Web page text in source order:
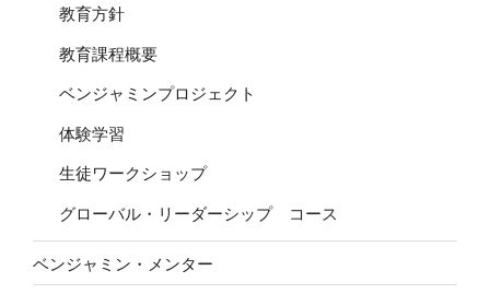
教育方針
教育課程概要
ベンジャミンプロジェクト
体験学習
生徒ワークショップ
グローバル・リーダーシップ コース
ベンジャミン・メンター